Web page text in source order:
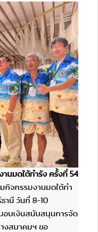
านมดใต้ทำรัง ครั้งที่ 54
กิจกรรมงานมดใต้ทำ
านี วันที่ 8-10
อบเงินสนับสนุนการจัด
งสมาคมฯ ขอ